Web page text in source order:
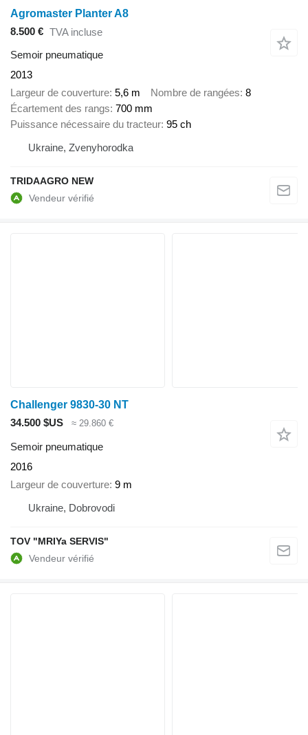
Agromaster Planter A8
8.500 € TVA incluse
Semoir pneumatique
2013
Largeur de couverture 5,6 m Nombre de rangées 8
Écartement des rangs 700 mm
Puissance nécessaire du tracteur 95 ch
Ukraine, Zvenyhorodka
TRIDAAGRO NEW
Challenger 9830-30 NT
34.500 $US
≈ 29.860 €
Semoir pneumatique
2016
Largeur de couverture 9 m
Ukraine, Dobrovodi
TOV "MRIYa SERVIS"